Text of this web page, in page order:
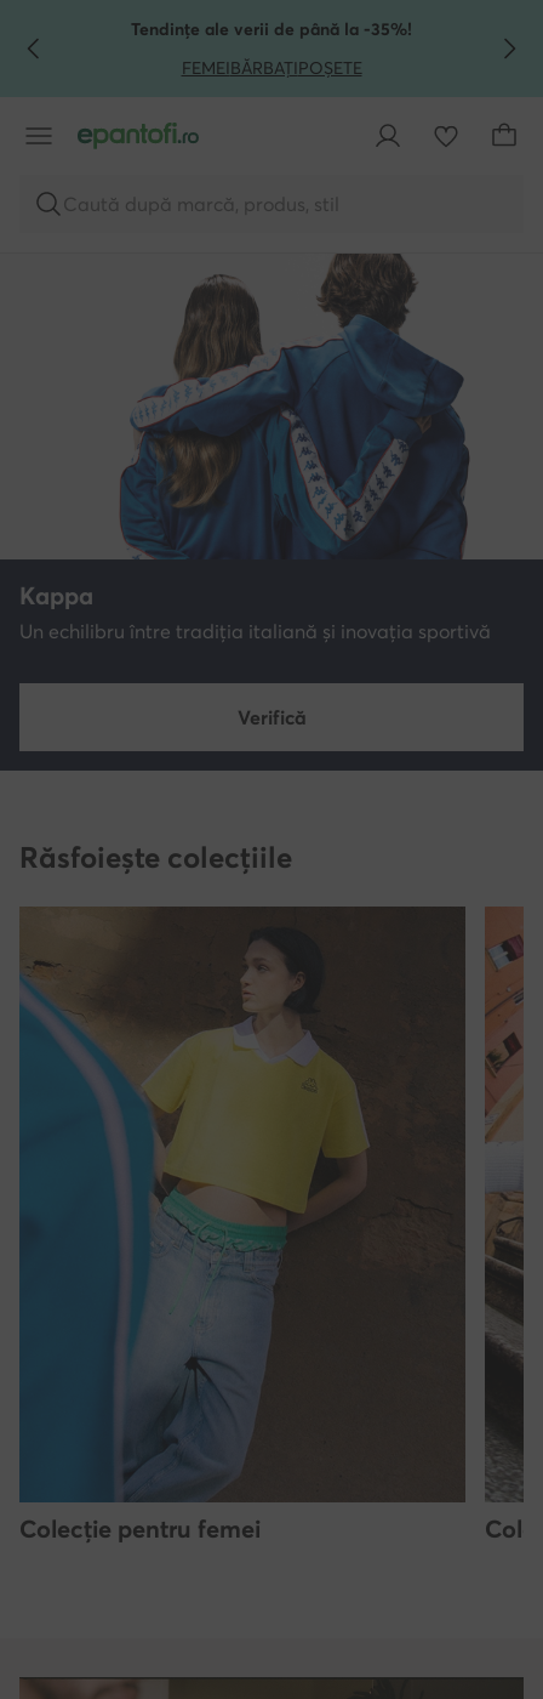
TRECI LA CONȚINUTUL PRINCIPAL
MERGI LA CĂUTARETendințe ale verii de până la -35%!
FEMEIBĂRBAȚIPOȘETE
Caută după marcă, produs, stil
Kappa
Un echilibru între tradiția italiană și inovația sportivă
Verifică
Răsfoiește colecțiile
Colecție pentru femei